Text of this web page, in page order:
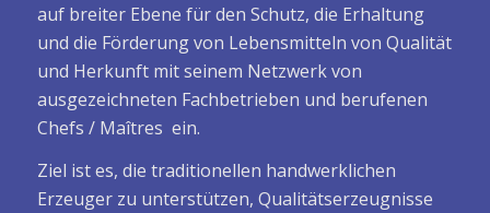
auf breiter Ebene für den Schutz, die Erhaltung
und die Förderung von Lebensmitteln von Qualität
und Herkunft mit seinem Netzwerk von
ausgezeichneten Fachbetrieben und berufenen
Chefs / Maîtres ein.
Ziel ist es, die traditionellen handwerklichen
Erzeuger zu unterstützen, Qualitätserzeugnisse